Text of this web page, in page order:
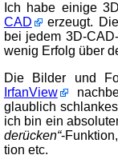
Ich ha­be ei­ni­ge
CAD
er­zeugt.
bei je­dem 3D-
we­nig Er­folg über
Die Bil­der und
Irfan­View
glaub­lich
ich bin ein
de­rü­cken -
tion etc.